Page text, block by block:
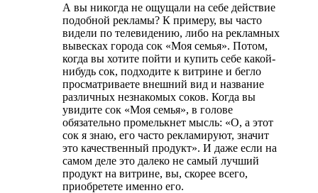
А вы никогда не ощущали на себе действие
подобной рекламы? К примеру, вы часто
видели по телевидению, либо на рекламных
вывесках города сок «Моя семья». Потом,
когда вы хотите пойти и купить себе какой-
нибудь сок, подходите к витрине и бегло
просматриваете внешний вид и название
различных незнакомых соков. Когда вы
увидите сок «Моя семья», в голове
обязательно промелькнет мысль: «О, а этот
сок я знаю, его часто рекламируют, значит
это качественный продукт». И даже если на
самом деле это далеко не самый лучший
продукт на витрине, вы, скорее всего,
приобретете именно его.